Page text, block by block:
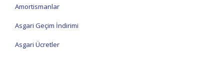
Amortismanlar
Asgari Geçim İndirimi
Asgari Ücretler